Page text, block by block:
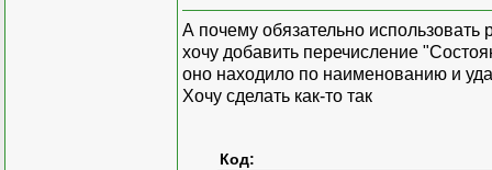
А почему обязательно
хочу добавить перечисление
оно находило по наименованию и
Хочу сделать как-то так
Код: